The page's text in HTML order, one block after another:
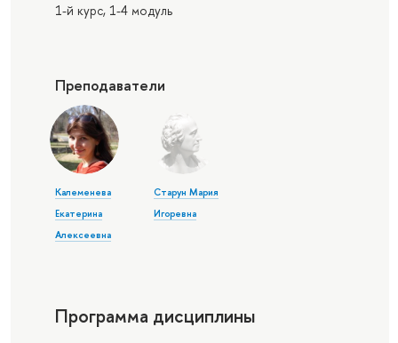
1-й курс, 1-4 модуль
Преподаватели
Калеменева
Екатерина
Алексеевна
Старун Мария
Игоревна
Программа дисциплины